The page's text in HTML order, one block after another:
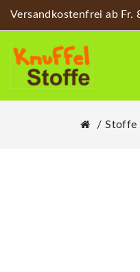
Versandkostenfrei ab Fr.
Stoffe